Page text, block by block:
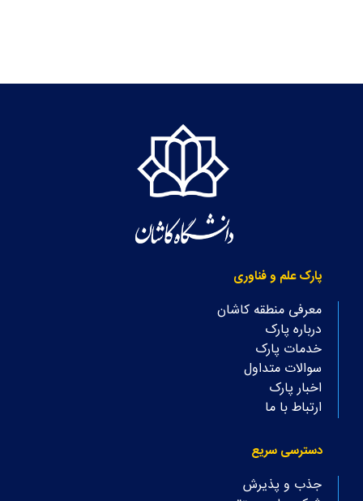
پارک علم و فناوری
معرفی منطقه کاشان
درباره پارک
خدمات پارک
سوالات متداول
اخبار پارک
ارتباط با ما
دسترسی سریع
جذب و پذیرش